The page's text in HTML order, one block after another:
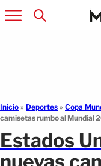
Inicio » Deportes » Copa
camisetas rumbo al Mundial
Estados